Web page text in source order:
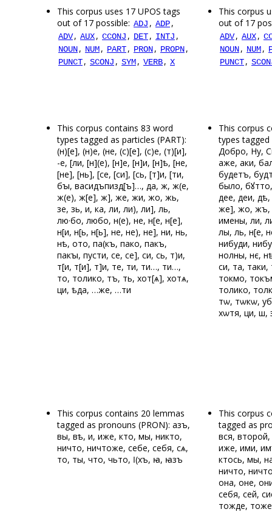
This corpus uses 17 UPOS tags
out of 17 possible: ADJ , ADP,
ADV, AUX, CCONJ , DET, INTJ ,
NOUN, NUM, PART, PRON, PROPN,
PUNCT, SCONJ , SYM, VERB, X
This corpus
out of 17
ADV, AUX,
NOUN, NUM,
PUNCT,
This corpus contains 83 word
types tagged as particles (PART):
(н)[е], (н)е, (не, (с)[е], (с)е, (т)[и],
-е, [ли, [н](е), [н]е, [н]и, [н]ѣ, [не,
[не], [нь], [се, [си], [сь, [т]и, [ти,
бꙑ, васидъпизд[ъ]…, да, ж, ж(е,
ж(е), ж[е], ж], же, жи, жо, жь,
зе, зь, и, ка, ли, ли), ли], ль,
лю·бо, любо, н(е), не, н[е, н[е],
н[и, н[ь, н[ь], не, не), не], ни, нь,
нѣ, ото, па(къ, пако, пакъ,
пакꙑ, пусти, се, се], си, сь, т)и,
т[и, т[и], т]и, те, ти, ти…, ти…,
то, толико, тъ, ть, хот[ѧ], хотѧ,
ци, ѣда, …же, …ти
This corpus
types tagged
Добро, Ну,
аже, аки,
будетъ,
было,
дее, деи,
же], жо, жъ,
имены, ли,
лы, ль, н[е,
нибуди,
нолны, нє,
си, та,
токмо,
толико,
тѡ, тѡкѡ,
хѡтя, ци, ш,
This corpus contains 20 lemmas
tagged as pronouns (PRON): азъ,
вы, вѣ, и, иже, кто, мы, никто,
ничто, ничтоже, себе, себя, сѧ,
то, ты, что, чьто, ӏ(хъ, ꙗ, ꙗзъ
This corpus
tagged as
вся,
иже, ими,
ктось, мы,
ничто,
она, оне,
себя, сей,
тожде,